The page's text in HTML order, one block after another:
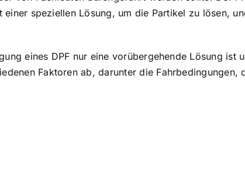
einer speziellen Lösung, um die Partikel zu lösen,
eines DPF nur eine vorübergehende Lösung
Faktoren ab, darunter die